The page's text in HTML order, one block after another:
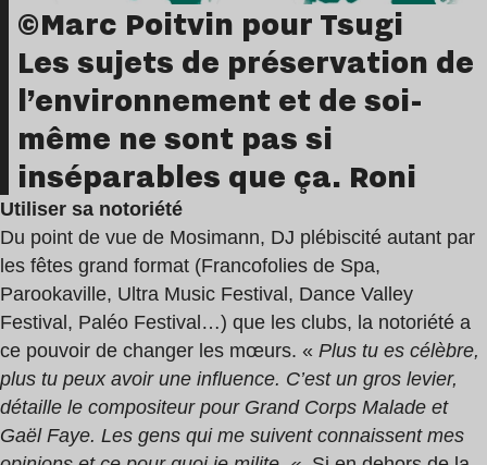
©Marc Poitvin pour Tsugi
Les sujets de préservation de
l’environnement et de soi-
même ne sont pas si
inséparables que ça. Roni
Utiliser sa notoriété
Du point de vue de Mosimann, DJ plébiscité autant par
les fêtes grand format (Francofolies de Spa,
Parookaville, Ultra Music Festival, Dance Valley
Festival, Paléo Festival…) que les clubs, la notoriété a
ce pouvoir de changer les mœurs. « Plus tu es célèbre,
plus tu peux avoir une influence. C’est un gros levier,
détaille le compositeur pour Grand Corps Malade et
Gaël Faye. Les gens qui me suivent connaissent mes